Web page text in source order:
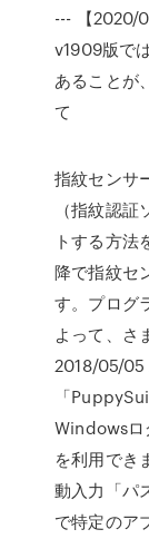
--- 【2020/
v1909版で
あることが
て
指紋センサ
（指紋認
トする方
降で指紋セ
す。プログ
よって、さ
2018/05/05
「
Windowsロ
を利用でき
動入力「パ
で特定のア